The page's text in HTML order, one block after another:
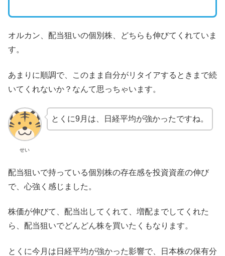
オルカン、配当狙いの個別株、どちらも伸びてくれていま
す。
あまりに順調で、このまま自分がリタイアするときまで続
いてくれないか？なんて思っちゃいます。
せい
とくに9月は、日経平均が強かったですね。
配当狙いで持っている個別株の存在感を投資資産の伸び
で、心強く感じました。
株価が伸びて、配当出してくれて、増配までしてくれた
ら、配当狙いでどんどん株を買いたくもなります。
とくに今月は日経平均が強かった影響で、日本株の保有分